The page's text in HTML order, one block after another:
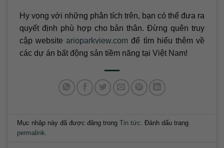
Hy vọng với những phân tích trên, bạn có thể đưa ra
quyết định phù hợp cho bản thân. Đừng quên truy
cập websitearioparkview.com để tìm hiểu thêm về
các dự án bất động sản tiềm năng tại Việt Nam!
Mục nhập này đã được đăng trongTin tức . Đánh dấu trang
permalink